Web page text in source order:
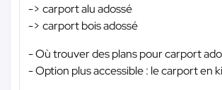
-> carport alu adossé
-> carport bois adossé
- Où trouver des plans pour carport
- Option plus accessible : le carport en